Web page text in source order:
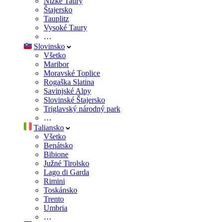
Štajersko
Tauplitz
Vysoké Taury
…
Slovinsko
Všetko
Maribor
Moravské Toplice
Rogaška Slatina
Savinjské Alpy
Slovinské Štajersko
Triglavský národný park
…
Taliansko
Všetko
Benátsko
Bibione
Južné Tirolsko
Lago di Garda
Rimini
Toskánsko
Trento
Umbria
…